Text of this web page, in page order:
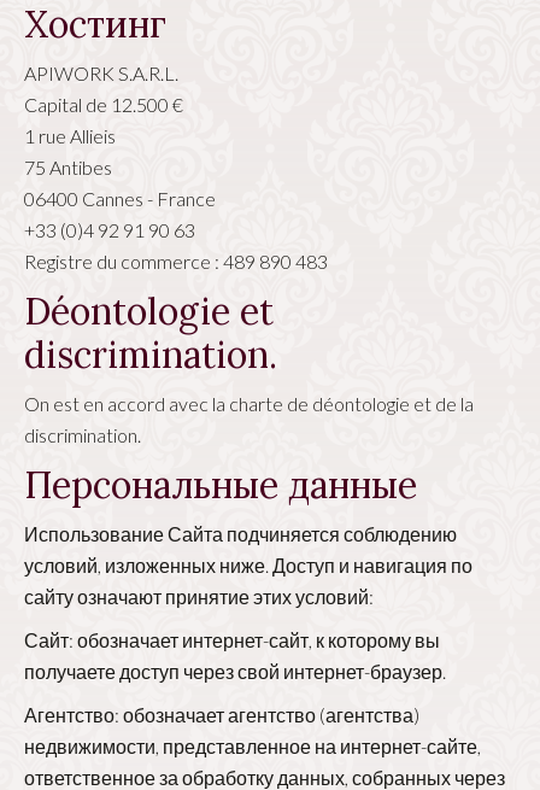
Хостинг
APIWORK S.A.R.L.
Capital de 12.500 €
1 rue Allieis
75 Antibes
06400 Cannes - France
+33 (0)4 92 91 90 63
Registre du commerce : 489 890 483
Déontologie et
discrimination.
On est en accord avec la charte de déontologie et de la
discrimination.
Персональные данные
Использование Сайта подчиняется соблюдению
условий, изложенных ниже. Доступ и навигация по
сайту означают принятие этих условий:
Сайт: обозначает интернет-сайт, к которому вы
получаете доступ через свой интернет-браузер.
Агентство: обозначает агентство (агентства)
недвижимости, представленное на интернет-сайте,
ответственное за обработку данных, собранных через